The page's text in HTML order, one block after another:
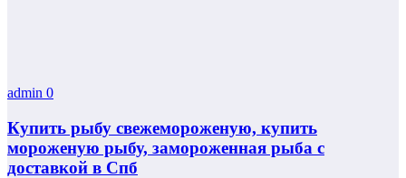
admin 0
Купить рыбу свежемороженую, купить
мороженую рыбу, замороженная рыба с
доставкой в Спб